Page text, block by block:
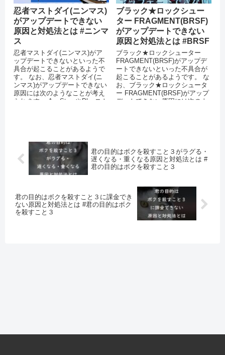
忍者マストダイ(ニンマス)
がアップデートできない
原因と対処法とは #ニンマ
ス
忍者マストダイ(ニンマス)がア
ップデートできないといった不
具合が起こることがあるようで
す。 なお、忍者マストダイ(ニ
ンマス)がアップデートできない
原因には次のようなことが考え
られます。 AppStoreやPlayスト
ブラック★ロックシュー
ター FRAGMENT(BRSF)
がアップデートできない
原因と対処法とは #BRSF
ブラック★ロックシューター
FRAGMENT(BRSF)がアップデ
ートできないといった不具合が
起こることがあるようです。 な
お、ブラック★ロックシュータ
ー FRAGMENT(BRSF)がアップ
デートできない原因には次のよ
君の目的はボクを殺すこと３がラグる・
遅くなる・重くなる原因と対処法とは #
君の目的はボクを殺すこと３
君の目的はボクを殺すこと３に課金でき
ない原因と対処法とは #君の目的はボク
を殺すこと３